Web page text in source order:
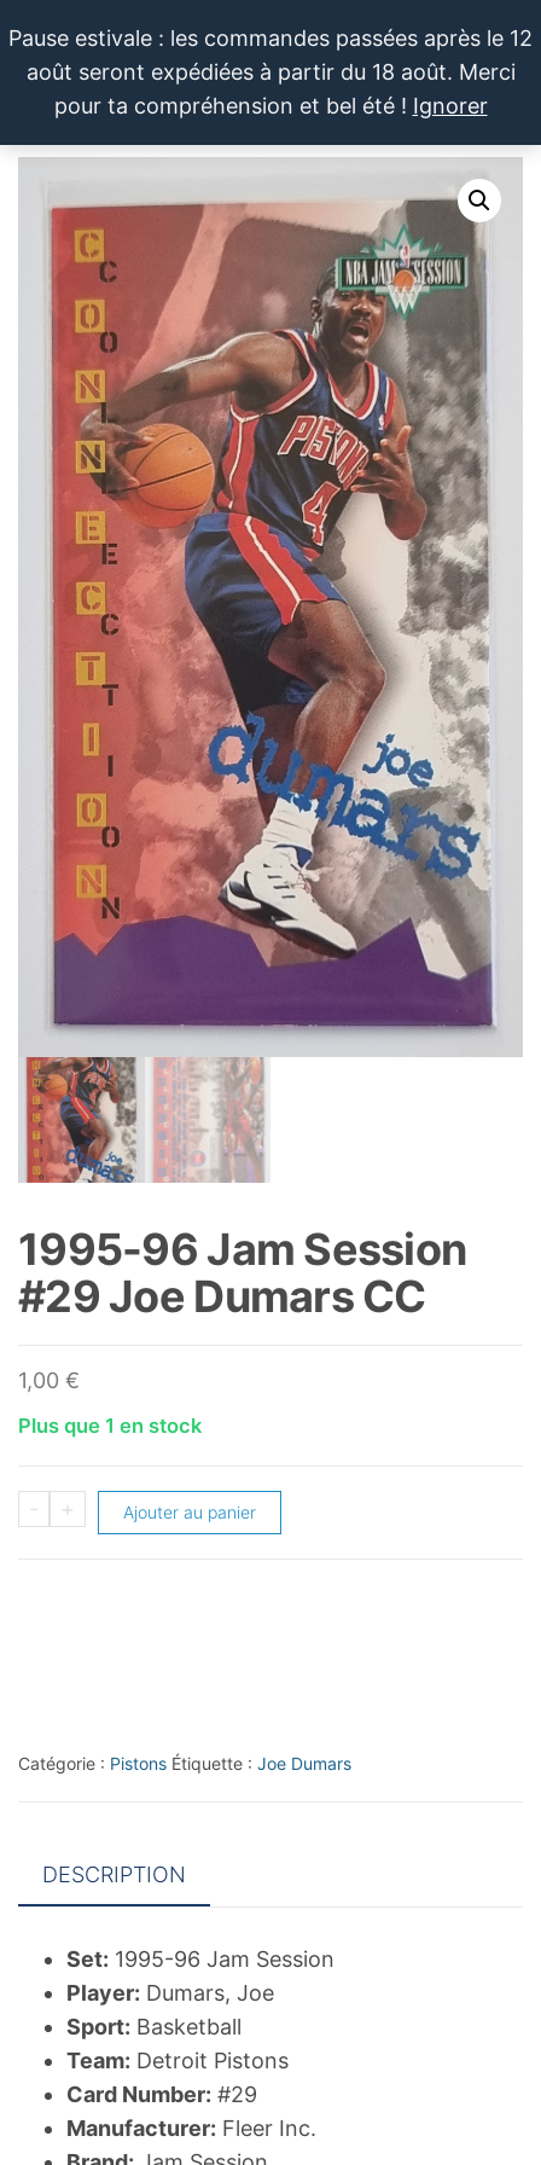
au
contenu
Pause estivale : les commandes passées après le 12
août seront expédiées à partir du 18 août. Merci
pour ta compréhension et bel été ! Ignorer
LE SPORTIF
DU
DIMANCHE®
Cartes
et
produits
autour
sport et
de la
pop
culture
1995-96 Jam Session
#29 Joe Dumars CC
1,00 €
Plus que 1 en stock
-
quantité
Dumars
+ Ajouter au panier
Catégorie : Pistons Étiquette : Joe Dumars
DESCRIPTION
Set: 1995-96 Jam Session
Player: Dumars, Joe
Sport: Basketball
Team: Detroit Pistons
Card Number: #29
Manufacturer: Fleer Inc.